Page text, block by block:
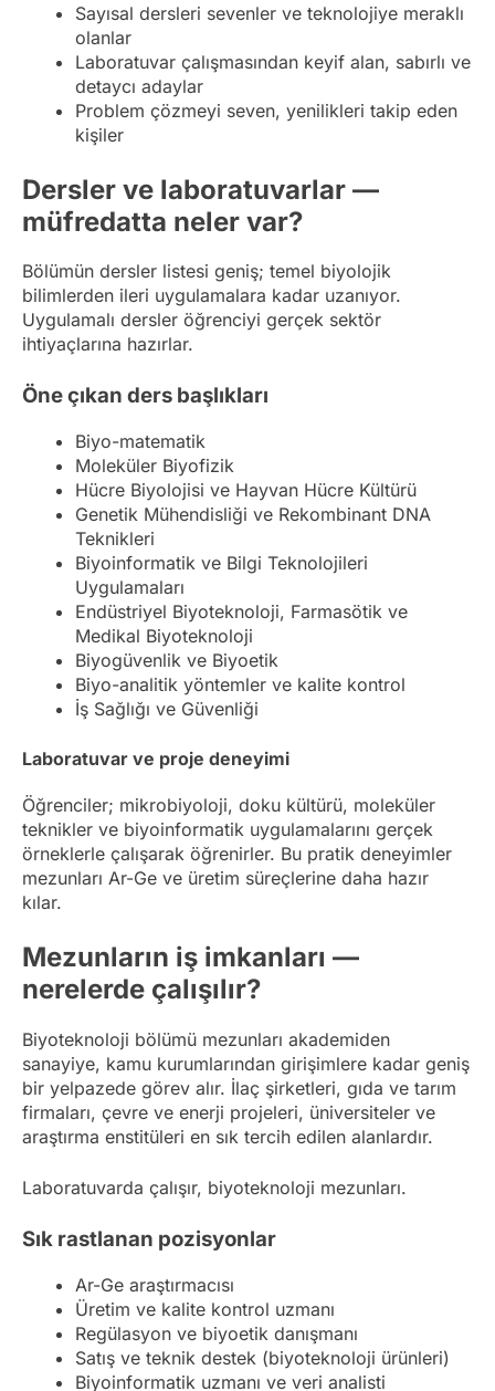
Sayısal dersleri sevenler ve teknolojiye meraklı
olanlar
Laboratuvar çalışmasından keyif alan, sabırlı ve
detaycı adaylar
Problem çözmeyi seven, yenilikleri takip eden
kişiler
Dersler ve laboratuvarlar —
müfredatta neler var?
Bölümün dersler listesi geniş; temel biyolojik
bilimlerden ileri uygulamalara kadar uzanıyor.
Uygulamalı dersler öğrenciyi gerçek sektör
ihtiyaçlarına hazırlar.
Öne çıkan ders başlıkları
Biyo-matematik
Moleküler Biyofizik
Hücre Biyolojisi ve Hayvan Hücre Kültürü
Genetik Mühendisliği ve Rekombinant DNA
Teknikleri
Biyoinformatik ve Bilgi Teknolojileri
Uygulamaları
Endüstriyel Biyoteknoloji, Farmasötik ve
Medikal Biyoteknoloji
Biyogüvenlik ve Biyoetik
Biyo-analitik yöntemler ve kalite kontrol
İş Sağlığı ve Güvenliği
Laboratuvar ve proje deneyimi
Öğrenciler; mikrobiyoloji, doku kültürü, moleküler
teknikler ve biyoinformatik uygulamalarını gerçek
örneklerle çalışarak öğrenirler. Bu pratik deneyimler
mezunları Ar-Ge ve üretim süreçlerine daha hazır
kılar.
Mezunların iş imkanları —
nerelerde çalışılır?
Biyoteknoloji bölümü mezunları akademiden
sanayiye, kamu kurumlarından girişimlere kadar geniş
bir yelpazede görev alır. İlaç şirketleri, gıda ve tarım
firmaları, çevre ve enerji projeleri, üniversiteler ve
araştırma enstitüleri en sık tercih edilen alanlardır.
Laboratuvarda çalışır, biyoteknoloji mezunları.
Sık rastlanan pozisyonlar
Ar-Ge araştırmacısı
Üretim ve kalite kontrol uzmanı
Regülasyon ve biyoetik danışmanı
Satış ve teknik destek (biyoteknoloji ürünleri)
Biyoinformatik uzmanı ve veri analisti